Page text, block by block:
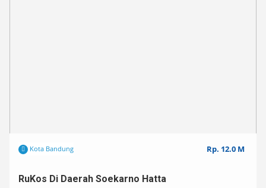
Kota Bandung Rp. 12.0 M
RuKos Di Daerah Soekarno Hatta